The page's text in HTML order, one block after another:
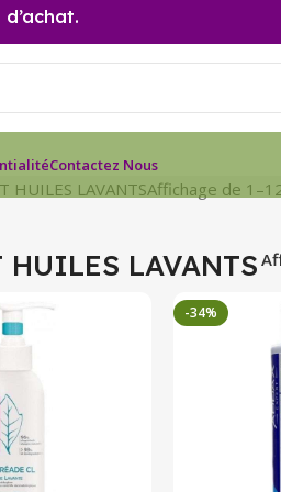
Contactez Nous
HUILES LAVANTSAffichage de
HUILES LAVANTS
-34%